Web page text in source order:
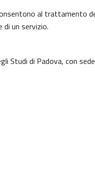
al trattamento
di un servizio.
Studi di Padova, con